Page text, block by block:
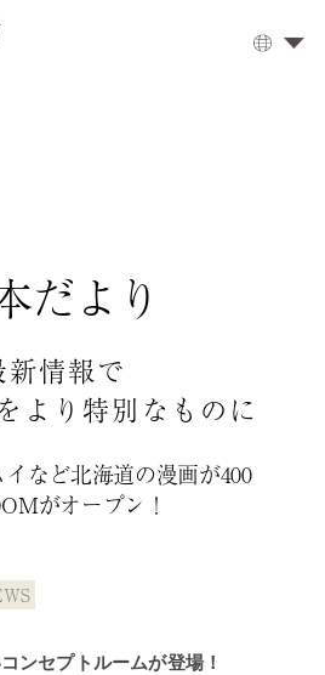
だより
新情報で
より特別なものに
イなど北海道の漫画が400
がオープン！
ンセプトルームが登場！